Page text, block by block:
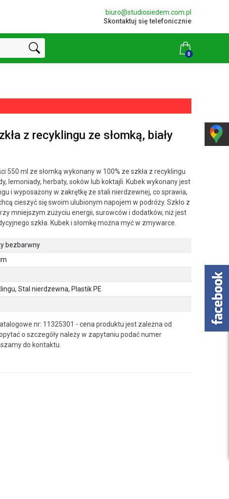
biuro@studiosiedem.com.pl
Skontaktuj się telefonicznie
0
z recyklingu ze słomką, biały
550 ml ze słomką wykonany w 100% ze szkła z recyklingu
lemoniady, herbaty, soków lub koktajli. Kubek wykonany jest
i wyposażony w zakrętkę ze stali nierdzewnej, co sprawia,
cieszyć się swoim ulubionym napojem w podróży. Szkło z
mniejszym zużyciu energii, surowców i dodatków, niż jest
szkła. Kubek i słomkę można myć w zmywarce.
bezbarwny
Stal nierdzewna, Plastik PE
nr: 11325301 - cena produktu jest zależna od
o szczegóły należy w zapytaniu podać numer
do kontaktu.